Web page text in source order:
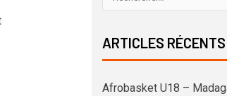
ARTICLES RÉCENTS
Afrobasket U18 –